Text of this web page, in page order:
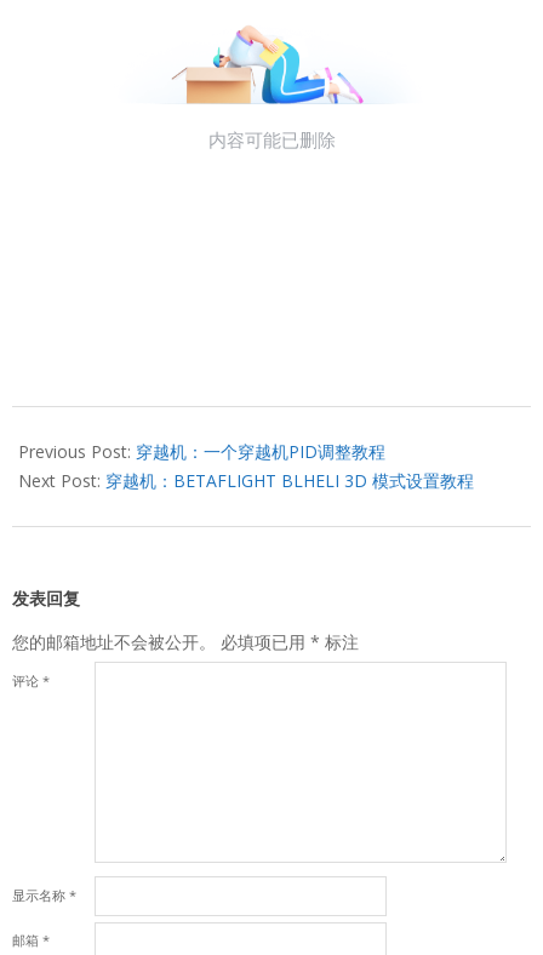
09-
22
Previous Post: 穿越机：一个穿越机PID调整教程
Next Post: 穿越机：BETAFLIGHT BLHELI 3D 模式设置教程
发表回复
您的邮箱地址不会被公开。
必填项已用 * 标注
评论 *
显示名称 *
邮箱 *